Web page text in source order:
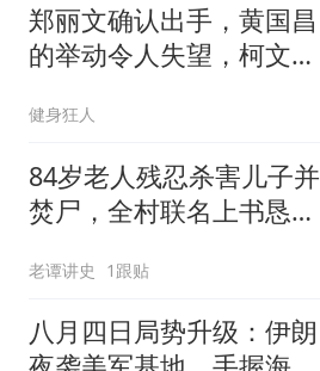
郑丽文确认出手，黄国昌
的举动令人失望，柯文哲
健身狂人
84岁老人残忍杀害儿子并
焚尸，全村联名上书恳求
落泪
老谭讲史 1跟贴
八月四日局势升级：伊朗